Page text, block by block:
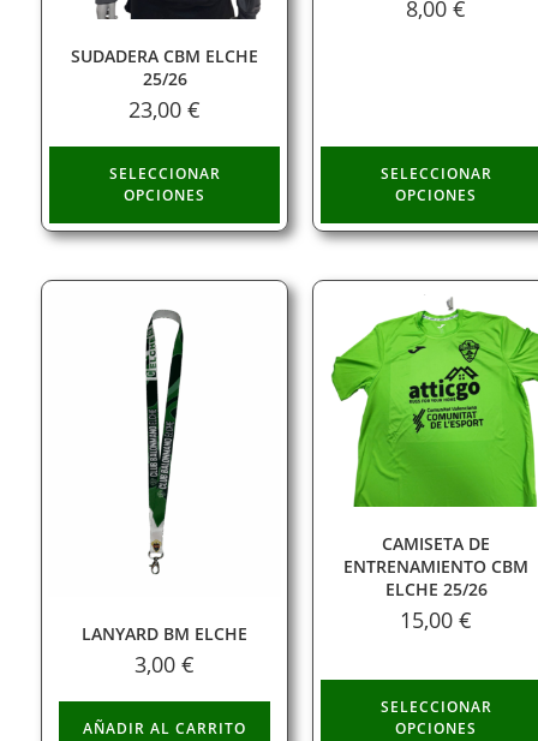
SUDADERA CBM ELCHE
25/26
23,00 €
SELECCIONAR
OPCIONES
8,00 €
SELECCIONAR
OPCIONES
LANYARD BM ELCHE
3,00 €
AÑADIR AL CARRITO
CAMISETA DE
ENTRENAMIENTO CBM
ELCHE 25/26
15,00 €
SELECCIONAR
OPCIONES